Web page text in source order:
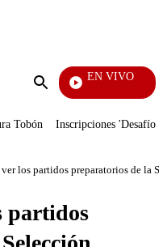
Enviar
EN VIVO
Pura Diversión
Tobón Inscripciones 'Desafío'
los partidos preparatorios de la
partidos